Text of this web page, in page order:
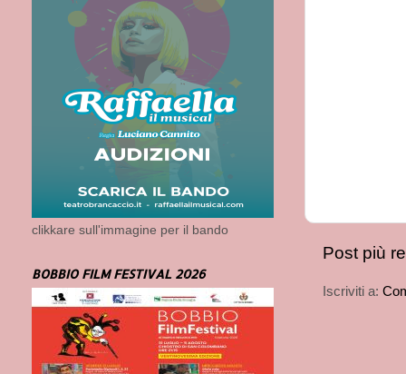
Post più
Iscriviti a:
clikkare sull'immagine per il bando
BOBBIO FILM FESTIVAL 2026